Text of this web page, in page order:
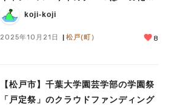
～
koji-koji
2025年10月21日 松戸(町） 8
【松戸市】千葉大学園芸学部の学園祭
「戸定祭」のクラウドファンディング